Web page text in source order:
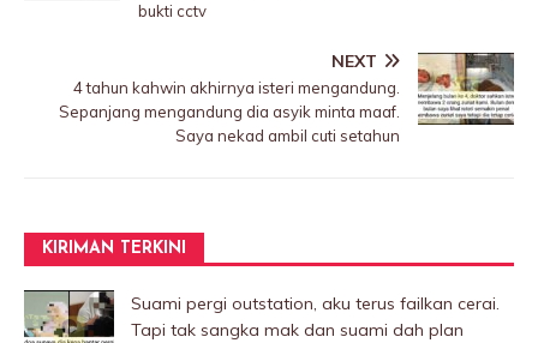
bukti cctv
NEXT
4 tahun kahwin akhirnya isteri mengandung.
Sepanjang mengandung dia asyik minta maaf.
Saya nekad ambil cuti setahun
KIRIMAN TERKINI
Suami pergi outstation, aku terus failkan cerai.
Tapi tak sangka mak dan suami dah plan